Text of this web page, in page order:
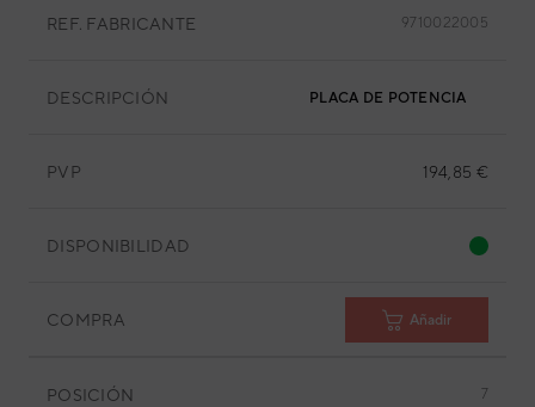
REF. FABRICANTE 9710022005
DESCRIPCIÓN PLACA DE POTENCIA
PVP 194,85 €
DISPONIBILIDAD
COMPRA Añadir
POSICIÓN 7